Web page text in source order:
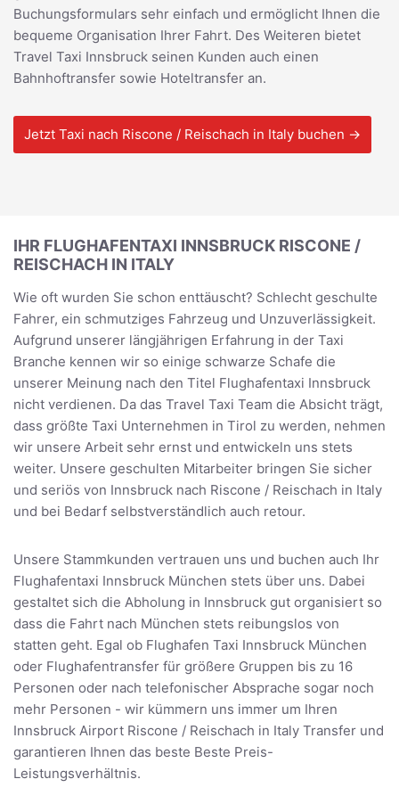
Buchungsformulars sehr einfach und ermöglicht Ihnen die
bequeme Organisation Ihrer Fahrt. Des Weiteren bietet
Travel Taxi Innsbruck seinen Kunden auch einen
Bahnhoftransfer sowie Hoteltransfer an.
Jetzt Taxi nach Riscone / Reischach in Italy buchen →
IHR FLUGHAFENTAXI INNSBRUCK RISCONE /
REISCHACH IN ITALY
Wie oft wurden Sie schon enttäuscht? Schlecht geschulte
Fahrer, ein schmutziges Fahrzeug und Unzuverlässigkeit.
Aufgrund unserer längjährigen Erfahrung in der Taxi
Branche kennen wir so einige schwarze Schafe die
unserer Meinung nach den Titel Flughafentaxi Innsbruck
nicht verdienen. Da das Travel Taxi Team die Absicht trägt,
dass größte Taxi Unternehmen in Tirol zu werden, nehmen
wir unsere Arbeit sehr ernst und entwickeln uns stets
weiter. Unsere geschulten Mitarbeiter bringen Sie sicher
und seriös von Innsbruck nach Riscone / Reischach in Italy
und bei Bedarf selbstverständlich auch retour.
Unsere Stammkunden vertrauen uns und buchen auch Ihr
Flughafentaxi Innsbruck München stets über uns. Dabei
gestaltet sich die Abholung in Innsbruck gut organisiert so
dass die Fahrt nach München stets reibungslos von
statten geht. Egal ob Flughafen Taxi Innsbruck München
oder Flughafentransfer für größere Gruppen bis zu 16
Personen oder nach telefonischer Absprache sogar noch
mehr Personen - wir kümmern uns immer um Ihren
Innsbruck Airport Riscone / Reischach in Italy Transfer und
garantieren Ihnen das beste Beste Preis-
Leistungsverhältnis.